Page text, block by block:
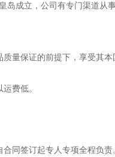
岛成立，公司有专门渠道从
保证的前提下，享受其本
费低。
同签订起专人专项全程负责